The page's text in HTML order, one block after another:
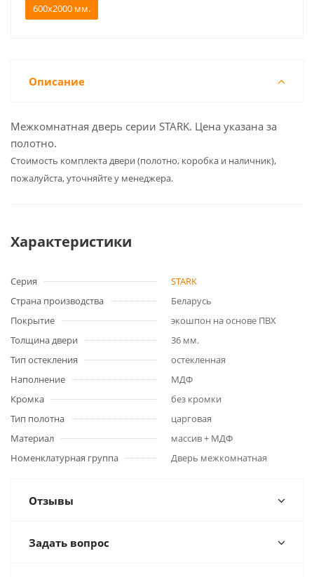
600x2000 мм.
Описание
Межкомнатная дверь серии STARK. Цена указана за
полотно.
Cтоимость комплекта двери (полотно, коробка и наличник),
пожалуйста, уточняйте у менеджера.
Характеристики
Серия
STARK
Страна производства
Беларусь
Покрытие
экошпон на основе ПВХ
Толщина двери
36 мм.
Тип остекления
остекленная
Наполнение
МДФ
Кромка
без кромки
Тип полотна
царговая
Материал
массив + МДФ
Номенклатурная группа
Дверь межкомнатная
Отзывы
Задать вопрос